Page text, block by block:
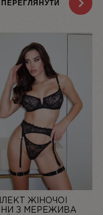
ПЕРЕГЛЯНУТИ
ЖІНОЧОЇ
З МЕРЕЖИВА